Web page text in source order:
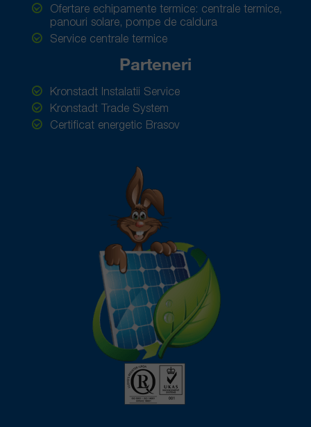
Ofertare echipamente termice: centrale termice,
panouri solare, pompe de caldura
Service centrale termice
Parteneri
Kronstadt Instalatii Service
Kronstadt Trade System
Certificat energetic Brasov